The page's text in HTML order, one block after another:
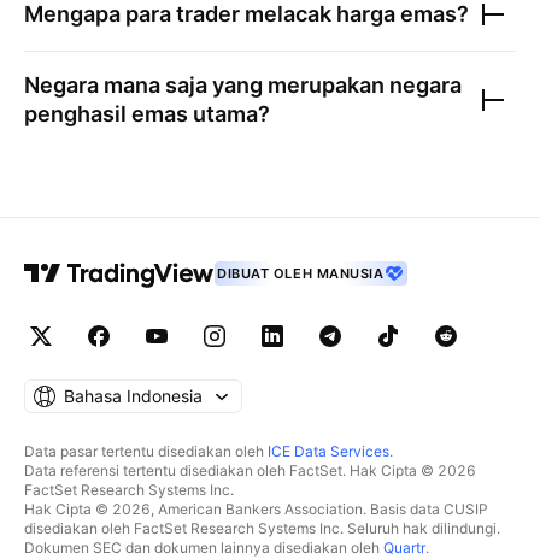
Mengapa para trader melacak harga emas?
Negara mana saja yang merupakan negara
penghasil emas utama?
DIBUAT OLEH MANUSIA
Bahasa Indonesia
Data pasar tertentu disediakan oleh ICE Data Services.
Data referensi tertentu disediakan oleh FactSet. Hak Cipta © 2026
FactSet Research Systems Inc.
Hak Cipta © 2026, American Bankers Association. Basis data CUSIP
disediakan oleh FactSet Research Systems Inc. Seluruh hak dilindungi.
Dokumen SEC dan dokumen lainnya disediakan oleh Quartr.